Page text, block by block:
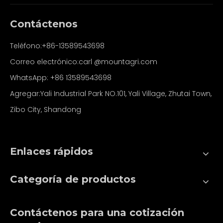
Contáctenos
Teléfono:+86-13589543698
Correo electrónico:carl @mountagri.com
WhatsApp: +86 13589543698
Agregar:Yali Industrial Park NO.101, Yali Village, Zhutai Town,
Zibo City, Shandong
Enlaces rápidos
Categoría de productos
Contáctenos para una cotización